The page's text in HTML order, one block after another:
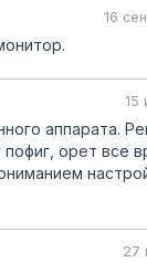
16
15
аппарата.
пофиг, орет все
27